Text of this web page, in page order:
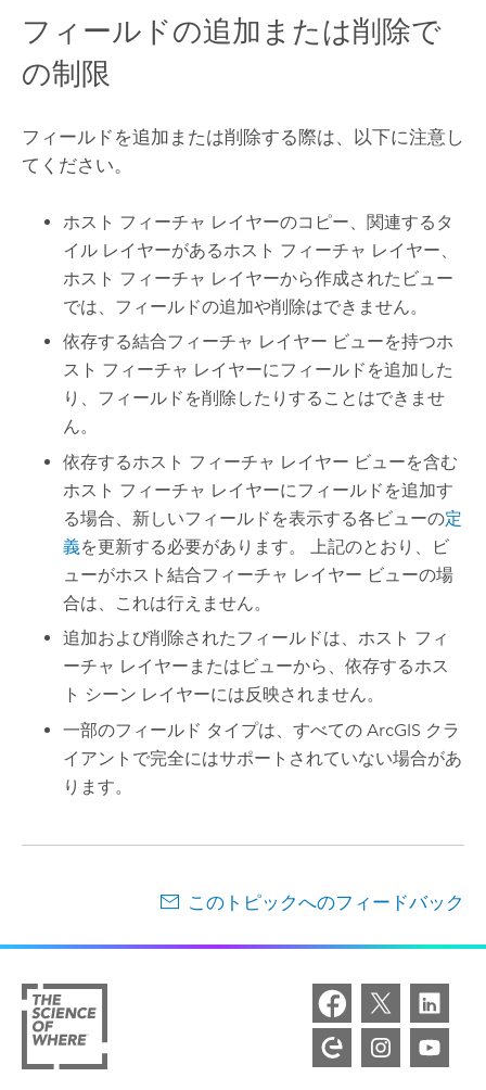
フィールドの追加または削除で
の制限
フィールドを追加または削除する際は、以下に注意し
てください。
ホスト フィーチャ レイヤーのコピー、関連するタ
イル レイヤーがあるホスト フィーチャ レイヤー、
ホスト フィーチャ レイヤーから作成されたビュー
では、フィールドの追加や削除はできません。
依存する結合フィーチャ レイヤー ビューを持つホ
スト フィーチャ レイヤーにフィールドを追加した
り、フィールドを削除したりすることはできませ
ん。
依存するホスト フィーチャ レイヤー ビューを含む
ホスト フィーチャ レイヤーにフィールドを追加す
る場合、新しいフィールドを表示する各ビューの定
義を更新する必要があります。 上記のとおり、ビ
ューがホスト結合フィーチャ レイヤー ビューの場
合は、これは行えません。
追加および削除されたフィールドは、ホスト フィ
ーチャ レイヤーまたはビューから、依存するホス
ト シーン レイヤーには反映されません。
一部のフィールド タイプは、すべての ArcGIS クラ
イアントで完全にはサポートされていない場合があ
ります。
このトピックへのフィードバック